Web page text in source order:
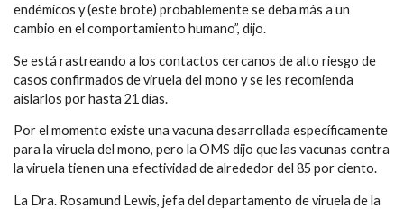
endémicos y (este brote) probablemente se deba más a un
cambio en el comportamiento humano”, dijo.
Se está rastreando a los contactos cercanos de alto riesgo de
casos confirmados de viruela del mono y se les recomienda
aislarlos por hasta 21 días.
Por el momento existe una vacuna desarrollada específicamente
para la viruela del mono, pero la OMS dijo que las vacunas contra
la viruela tienen una efectividad de alrededor del 85 por ciento.
La Dra. Rosamund Lewis, jefa del departamento de viruela de la